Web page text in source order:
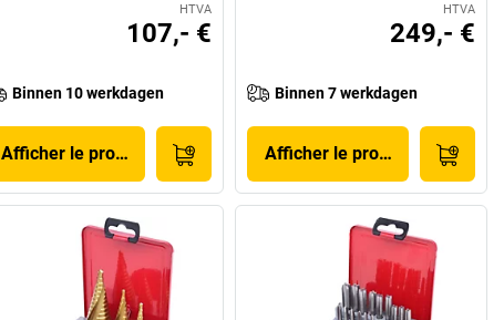
HTVA
107,- €
Binnen 10 werkdagen
Afficher le produit
HTVA
249,- €
Binnen 7 werkdagen
Afficher le produit